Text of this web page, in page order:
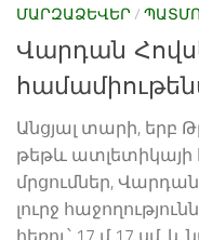
ՄԱՐԶԱՁԵՎԵՐ /
Վարդան
Անցյալ տարի, երբ
թեթև
մրցումներ,
լուրջ